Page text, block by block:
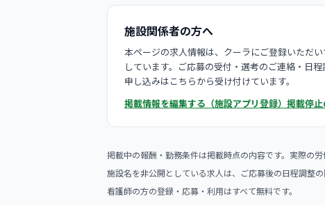
施設関係者の方へ
本ページの求人情報は、クーラにご登録いただ
しています。ご応募の受付・選考のご連絡・日
申し込みはこちらから受け付けています。
掲載情報を編集する（施設アプリ登録） 掲載停
掲載中の報酬・勤務条件は掲載時点の内容です。実際の
施設名を非公開としている求人は、ご応募後の日程調整
看護師の方の登録・応募・利用はすべて無料です。